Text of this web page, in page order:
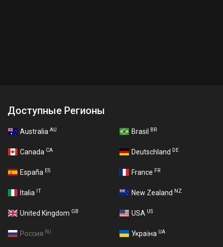
Доступные Регионы
Australia AU Brasil BR
Canada CA Deutschland DE
España ES France FR
Italia IT New Zealand NZ
United Kingdom GB USA US
Россия RU Україна UA